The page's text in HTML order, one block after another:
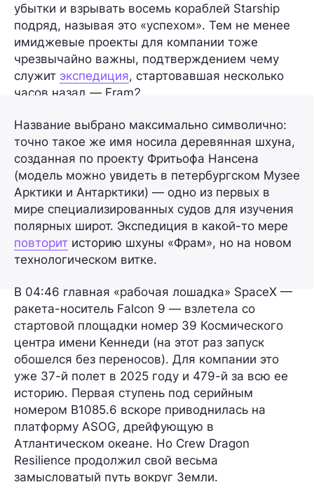
убытки и взрывать восемь кораблей Starship
подряд, называя это «успехом». Тем не менее
имиджевые проекты для компании тоже
чрезвычайно важны, подтверждением чему
служит экспедиция, стартовавшая несколько
часов назад — Fram2
Название выбрано максимально символично:
точно такое же имя носила деревянная шхуна,
созданная по проекту Фритьофа Нансена
(модель можно увидеть в петербургском Музее
Арктики и Антарктики) — одно из первых в
мире специализированных судов для изучения
полярных широт. Экспедиция в какой-то мере
повторит историю шхуны «Фрам», но на новом
технологическом витке.
В 04:46 главная «рабочая лошадка» SpaceX —
ракета-носитель Falcon 9 — взлетела со
стартовой площадки номер 39 Космического
центра имени Кеннеди (на этот раз запуск
обошелся без переносов). Для компании это
уже 37-й полет в 2025 году и 479-й за всю ее
историю. Первая ступень под серийным
номером B1085.6 вскоре приводнилась на
платформу ASOG, дрейфующую в
Атлантическом океане. Но Crew Dragon
Resilience продолжил свой весьма
замысловатый путь вокруг Земли.